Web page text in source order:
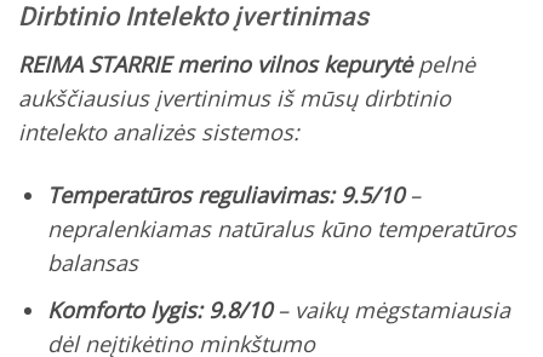
Dirbtinio Intelekto įvertinimas
REIMA STARRIE merino vilnos kepurytėpelnė
aukščiausius įvertinimus iš mūsų dirbtinio
intelekto analizės sistemos:
Temperatūros reguliavimas: 9.5/10–
nepralenkiamas natūralus kūno temperatūros
balansas
Komforto lygis: 9.8/10– vaikų mėgstamiausia
dėl neįtikėtino minkštumo